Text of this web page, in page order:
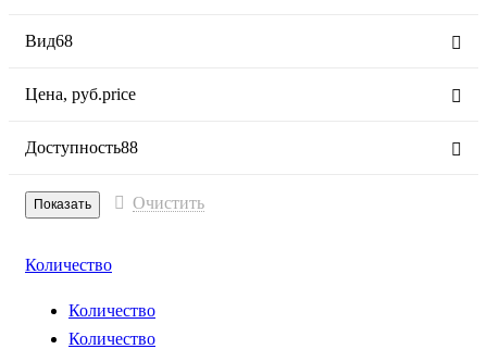
Вид68
Цена, руб.price
Доступность88
Очистить
Количество
Количество
Количество